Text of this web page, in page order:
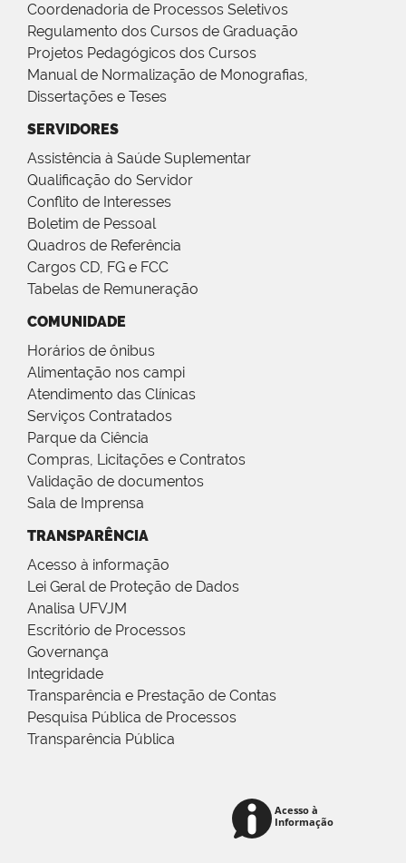
Coordenadoria de Processos Seletivos
Regulamento dos Cursos de Graduação
Projetos Pedagógicos dos Cursos
Manual de Normalização de Monografias,
Dissertações e Teses
SERVIDORES
Assistência à Saúde Suplementar
Qualificação do Servidor
Conflito de Interesses
Boletim de Pessoal
Quadros de Referência
Cargos CD, FG e FCC
Tabelas de Remuneração
COMUNIDADE
Horários de ônibus
Alimentação nos campi
Atendimento das Clínicas
Serviços Contratados
Parque da Ciência
Compras, Licitações e Contratos
Validação de documentos
Sala de Imprensa
TRANSPARÊNCIA
Acesso à informação
Lei Geral de Proteção de Dados
Analisa UFVJM
Escritório de Processos
Governança
Integridade
Transparência e Prestação de Contas
Pesquisa Pública de Processos
Transparência Pública